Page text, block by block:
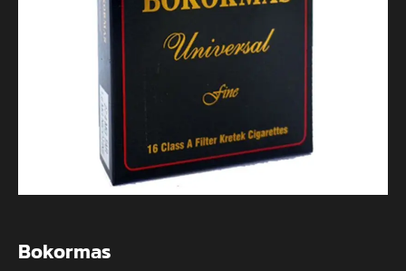
Bokormas